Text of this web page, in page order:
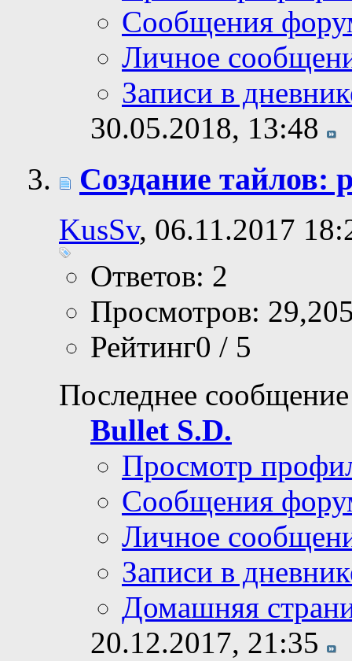
Сообщения
Личное
Записи в
30.05.2018, 13:48
Создание тайлов:
KusSv, 06.11.2017
Ответов: 2
Просмотров:
Рейтинг0 / 5
Последнее
Bullet S.D.
Просмотр
Сообщения
Личное
Записи в
Домашняя
20.12.2017, 21:35